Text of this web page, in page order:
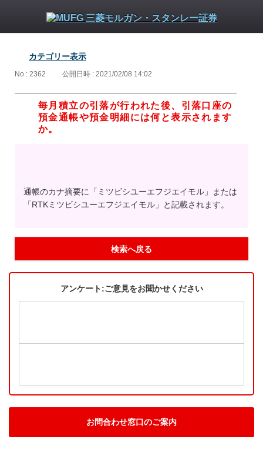
カテゴリー表示
No : 2362 公開日時 : 2021/02/08 14:02
毎月積立の引落が行われた後、引落口座の
預金通帳や預金明細には何と表示されます
か。
通帳のカナ摘要に「ミツビシユーエフジエイモル」または
「RTKミツビシユーエフジエイモル」と記載されます。
検索へ戻る
アンケート:ご意見をお聞かせください
お問合わせ窓口のご案内